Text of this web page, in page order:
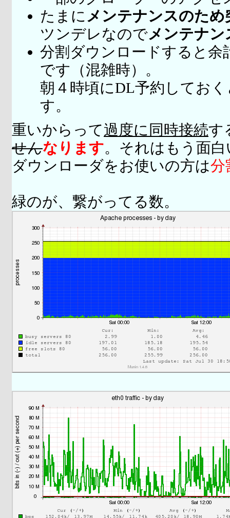
たまに メンテナンスのため
ツンデレなのでメンテナ
分割ダウンロードすると余
です（混雑時）。
朝４時頃にDL予約してお
す。
重いからって過度に同時接続す
せんなります。それはもう面
ダウンローダをお使いの方は分
緑のが、繋がってる数。